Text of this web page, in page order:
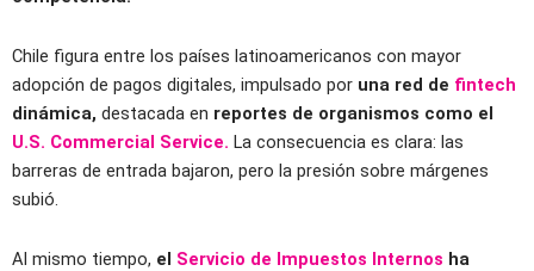
Chile figura entre los países latinoamericanos con mayor
adopción de pagos digitales, impulsado por una red de fintech
dinámica, destacada en reportes de organismos como el
U.S. Commercial Service. La consecuencia es clara: las
barreras de entrada bajaron, pero la presión sobre márgenes
subió.
Al mismo tiempo, el Servicio de Impuestos Internos ha